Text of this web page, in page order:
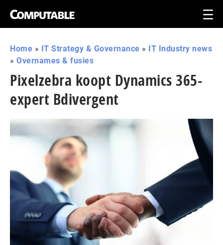
Home » IT Strategy & Governance » IT Industry news
» Overnames & fusies
Pixelzebra koopt Dynamics 365-
expert Bdivergent